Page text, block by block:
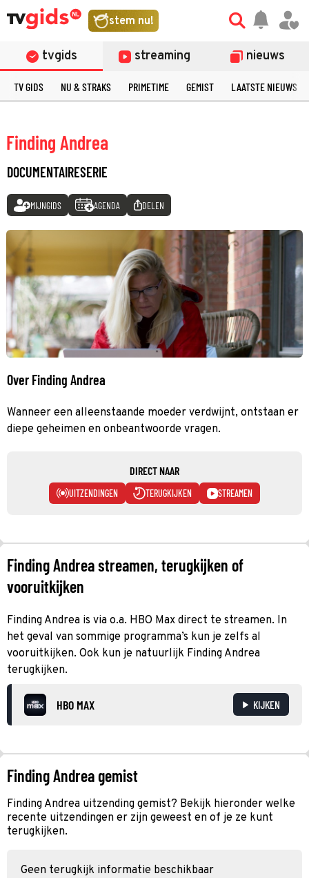
stem nu!
tvgids streaming nieuws
TV GIDS NU & STRAKS PRIMETIME GEMIST LAATSTE NIEUWS
Finding Andrea
DOCUMENTAIRESERIE
MIJNGIDS AGENDA DELEN
Over Finding Andrea
Wanneer een alleenstaande moeder verdwijnt, ontstaan er
diepe geheimen en onbeantwoorde vragen.
DIRECT NAAR
UITZENDINGEN TERUGKIJKEN STREAMEN
Finding Andrea streamen, terugkijken of
vooruitkijken
Finding Andrea is via o.a. HBO Max direct te streamen. In
het geval van sommige programma’s kun je zelfs al
vooruitkijken. Ook kun je natuurlijk Finding Andrea
terugkijken.
HBO MAX KIJKEN
Finding Andrea gemist
Finding Andrea uitzending gemist? Bekijk hieronder welke
recente uitzendingen er zijn geweest en of je ze kunt
terugkijken.
Geen terugkijk informatie beschikbaar